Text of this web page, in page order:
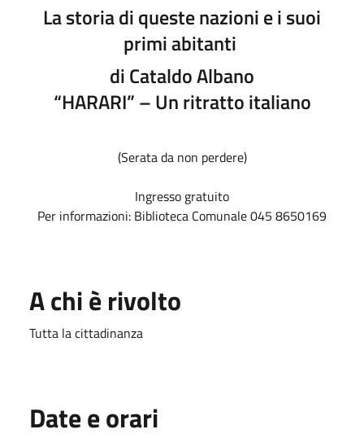
La storia di queste nazioni e i suoi
primi abitanti
di Cataldo Albano
“HARARI” – Un ritratto italiano
(Serata da non perdere)
Ingresso gratuito
Per informazioni: Biblioteca Comunale 045 8650169
A chi è rivolto
Tutta la cittadinanza
Date e orari